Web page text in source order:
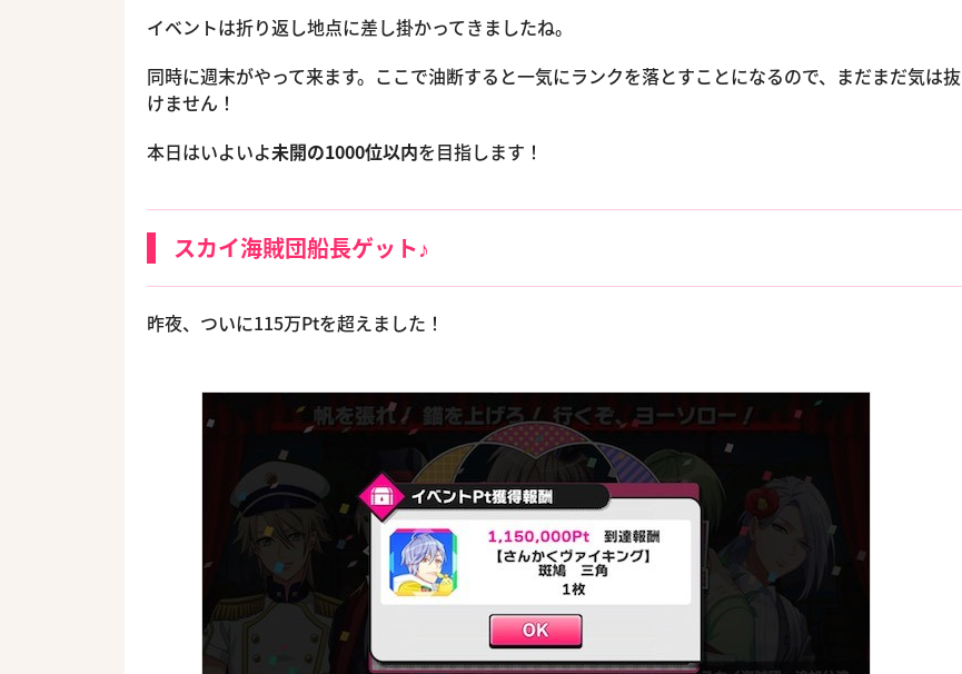
イベントは折り返し地点に差し掛かってきましたね。
同時に週末がやって来ます。ここで油断すると一気にランクを落とすことになるので、まだまだ気は抜
けません！
本日はいよいよ未開の1000位以内を目指します！
スカイ海賊団船長ゲット♪
昨夜、ついに115万Ptを超えました！